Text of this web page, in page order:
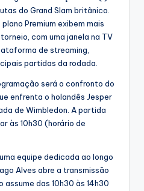
do Grand Slam britânico.
Premium exibem mais
com uma janela na TV
de streaming,
partidas da rodada.
será o confronto do
enfrenta o holandês Jesper
de Wimbledon. A partida
às 10h30 (horário de
equipe dedicada ao longo
Alves abre a transmissão
assume das 10h30 às 14h30